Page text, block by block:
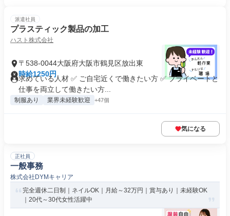
派遣社員
プラスティック製品の加工
ハスト株式会社
〒538-0044大阪府大阪市鶴見区放出東
時給1250円
求めている人材 ✅ ご自宅近くで働きたい方 ✅ プライベートと
仕事を両立して働きたい方...
制服あり 業界未経験歓迎 +47個
気になる
正社員
一般事務
株式会社DYMキャリア
完全週休二日制｜ネイルOK｜月給～32万円｜賞与あり｜未経験OK
｜20代～30代女性活躍中